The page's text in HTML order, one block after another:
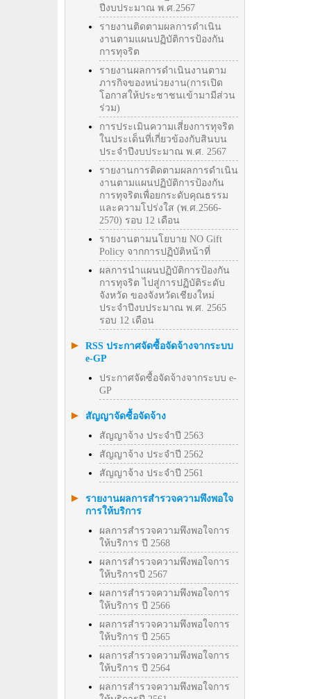
ปีงบประมาณ พ.ศ.2567
รายงานติดตามผลการดำเนิน
งานตามแผนปฏิบัติการป้องกัน
การทุจริต
รายงานผลการดำเนินงานตาม
ภารกิจของหน่วยงาน(การเปิด
โอกาสให้ประชาชนเข้ามามีส่วน
ร่วม)
การประเมินความเสี่ยงการทุจริต
ในประเด็นที่เกี่ยวข้องกับสินบน
ประจำปีงบประมาณ พ.ศ. 2567
รายงานการติดตามผลการดำเนิน
งานตามแผนปฏิบัติการป้องกัน
การทุจริตเพื่อยกระดับคุณธรรม
และความโปร่งใส (พ.ศ.2566-
2570) รอบ 12 เดือน
รายงานตามนโยบาย NO Gift
Policy จากการปฏิบัติหน้าที่
ผลการนำแผนปฏิบัติการป้องกัน
การทุจริต ไปสู่การปฏิบัติระดับ
จังหวัด ของจังหวัดเชียงใหม่
ประจำปีงบประมาณ พ.ศ. 2565
รอบ 12 เดือน
RSS ประกาศจัดซื้อจัดจ้างจากระบบ
e-GP
ประกาศจัดซื้อจัดจ้างจากระบบ e-
GP
สัญญาจัดซื้อจัดจ้าง
สัญญาจ้าง ประจำปี 2563
สัญญาจ้าง ประจำปี 2562
สัญญาจ้าง ประจำปี 2561
รายงานผลการสำรวจความพึงพอใจ
การให้บริการ
ผลการสำรวจความพึงพอใจการ
ให้บริการ ปี 2568
ผลการสำรวจความพึงพอใจการ
ให้บริการปี 2567
ผลการสำรวจความพึงพอใจการ
ให้บริการ ปี 2566
ผลการสำรวจความพึงพอใจการ
ให้บริการ ปี 2565
ผลการสำรวจความพึงพอใจการ
ให้บริการ ปี 2564
ผลการสำรวจความพึงพอใจการ